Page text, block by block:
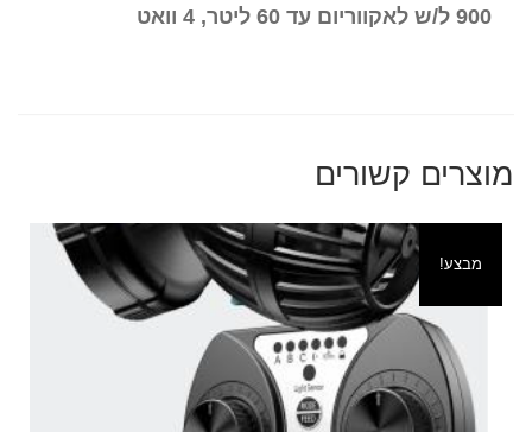
900 ל/ש לאקווריום עד 60 ליטר, 4 וואט
מוצרים קשורים
מבצע!